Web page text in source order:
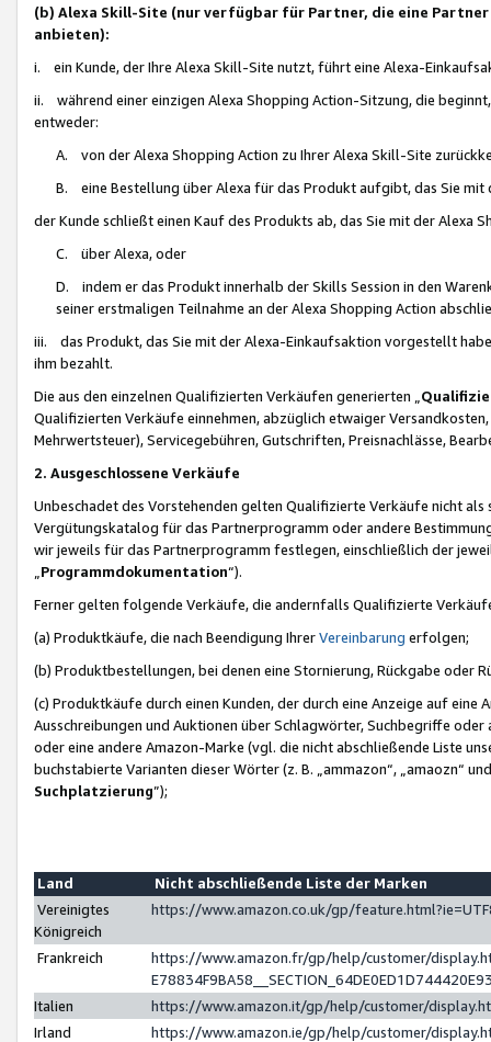
(b) Alexa Skill-Site (nur verfügbar für Partner, die eine
anbieten):
i. ein Kunde, der Ihre Alexa Skill-Site nutzt, führt eine Alexa-
ii. während einer einzigen Alexa Shopping Action-Sitzung, die
entweder:
A. von der Alexa Shopping Action zu Ihrer Alexa Skill-Site
B. eine Bestellung über Alexa für das Produkt aufgibt, das Sie mit
der Kunde schließt einen Kauf des Produkts ab, das Sie mit der Alexa
C. über Alexa, oder
D. indem er das Produkt innerhalb der Skills Session in den
seiner erstmaligen Teilnahme an der Alexa Shopping Action
iii. das Produkt, das Sie mit der Alexa-Einkaufsaktion vorgestellt
ihm bezahlt.
Die aus den einzelnen Qualifizierten Verkäufen generierten „
Qualifizierten Verkäufe einnehmen, abzüglich etwaiger
Mehrwertsteuer), Servicegebühren, Gutschriften, Preisnachlässe,
2. Ausgeschlossene Verkäufe
Unbeschadet des Vorstehenden gelten Qualifizierte Verkäufe nicht
Vergütungskatalog für das Partnerprogramm oder andere
wir jeweils für das Partnerprogramm festlegen, einschließlich der
Programmdokumentation“).
Ferner gelten folgende Verkäufe, die andernfalls Qualifizierte
(a) Produktkäufe, die nach Beendigung IhrerVereinbarung erfolgen;
(b) Produktbestellungen, bei denen eine Stornierung, Rückgabe oder
(c) Produktkäufe durch einen Kunden, der durch eine Anzeige auf
Ausschreibungen und Auktionen über Schlagwörter, Suchbegriffe
oder eine andere Amazon-Marke (vgl. die nicht abschließende Liste
buchstabierte Varianten dieser Wörter (z. B. „ammazon“, „amaozn“
Suchplatzierung”);
Land
Nicht abschließende Liste der Marken
Vereinigtes
Königreich
https://www.amazon.co.uk/gp/
Frankreich
https://www.amazon.fr/gp/help/customer/
Italien
https://www.amazon.it/gp/help/customer/
Irland
https://www.amazon.ie/gp/help/customer/